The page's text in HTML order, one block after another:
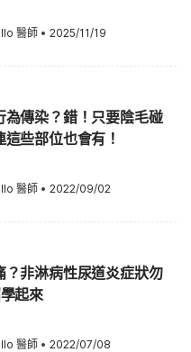
醫師 • 2025/11/19
為傳染？錯！只要陰毛碰
些部位也會有！
醫師 • 2022/09/02
？非淋病性尿道炎症狀勿
起來
醫師 • 2022/07/08